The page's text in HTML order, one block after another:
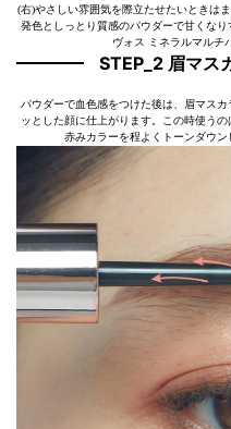
(右)やさしい雰囲気を際立たせたいときは
発色としっとり質感のパウダーで甘くな
ヴォス ミネラルマルチ
STEP_2 眉マス
パウダーで血色感をつけた後は、眉マス
ッとした顔に仕上がります。この時使う
赤みカラーを程よくトーンダウン